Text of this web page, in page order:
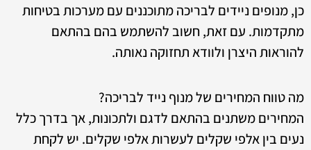
כן, מנופים ניידים לבריכה מתוכננים עם מערכות בטיחות
מתקדמות. עם זאת, חשוב להשתמש בהם בהתאם
להוראות היצרן ולוודא תחזוקה נאותה.
מה טווח המחירים של מנוף נייד לבריכה?
המחירים משתנים בהתאם לדגם ולתכונות, אך בדרך כלל
נעים בין אלפי שקלים לעשרות אלפי שקלים. יש לקחת